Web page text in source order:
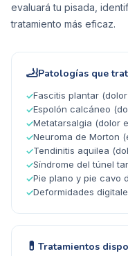
evaluará tu pisada,
tratamiento más eficaz.
🦶Patologías que
✓Fascitis plantar
✓Espolón calcáneo
✓Metatarsalgia (dolor
✓Neuroma de Morton
✓Tendinitis aquilea
✓Síndrome del túnel
✓Pie plano y pie cavo
✓Deformidades
💊 Tratamientos